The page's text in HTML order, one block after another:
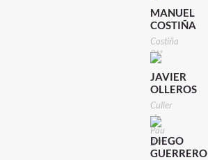
MANUEL
COSTIÑA
Costiña
2**
JAVIER
OLLEROS
Culler
de
Pau
2**
DIEGO
GUERRERO